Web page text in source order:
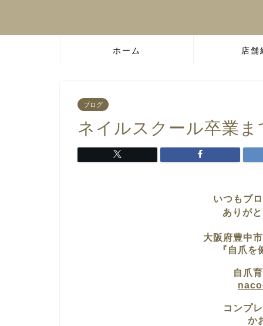
ホーム 店舗
ブログ
ネイルスクール卒業ま
いつもブ
ありが
大阪府豊中
『自爪
自爪
コンプ
か